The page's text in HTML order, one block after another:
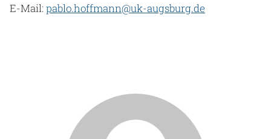
E-Mail:pablo.hoffmann@uk-augsburg.de